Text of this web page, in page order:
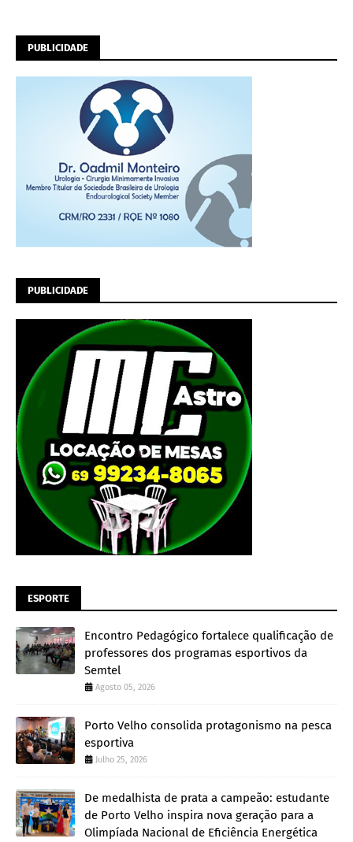
PUBLICIDADE
PUBLICIDADE
ESPORTE
Encontro Pedagógico fortalece qualificação de
professores dos programas esportivos da
Semtel
Agosto 05, 2026
Porto Velho consolida protagonismo na pesca
esportiva
Julho 25, 2026
De medalhista de prata a campeão: estudante
de Porto Velho inspira nova geração para a
Olimpíada Nacional de Eficiência Energética